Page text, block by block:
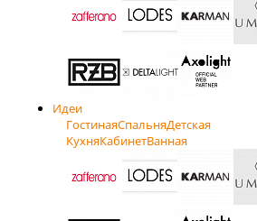
Идеи
ГостинаяСпальняДетская
КухняКабинетВанная